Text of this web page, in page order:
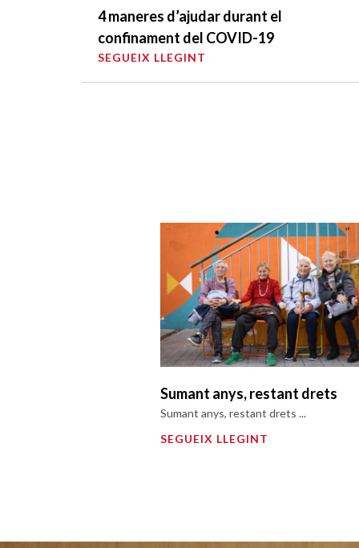
4 maneres d’ajudar durant el
confinament del COVID-19
SEGUEIX LLEGINT
Sumant anys, restant drets
Sumant anys, restant drets ...
SEGUEIX LLEGINT